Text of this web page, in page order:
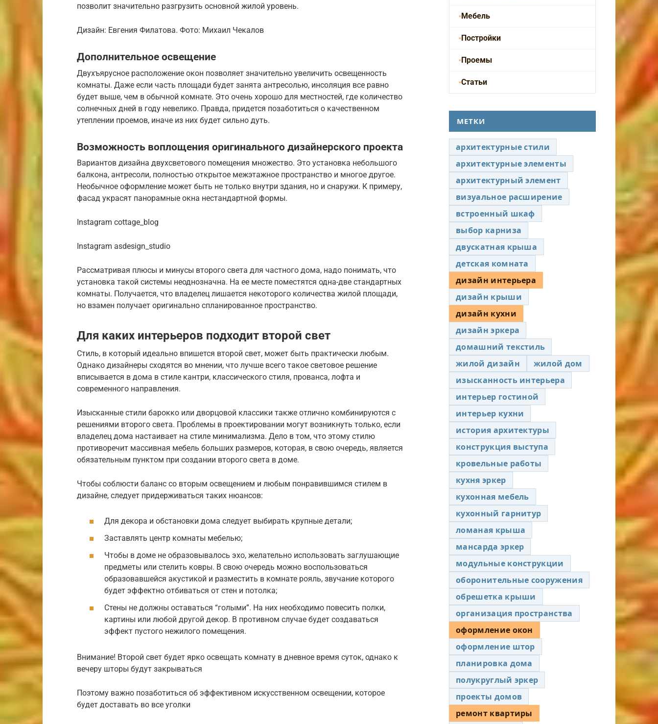
позволит значительно разгрузить основной жилой уровень.
Дизайн: Евгения Филатова. Фото: Михаил Чекалов
Дополнительное освещение
Двухъярусное расположение окон позволяет значительно увеличить освещенность
комнаты. Даже если часть площади будет занята антресолью, инсоляция все равно
будет выше, чем в обычной комнате. Это очень хорошо для местностей, где количество
солнечных дней в году невелико. Правда, придется позаботиться о качественном
утеплении проемов, иначе из них будет сильно дуть.
Возможность воплощения оригинального дизайнерского проекта
Вариантов дизайна двухсветового помещения множество. Это установка небольшого
балкона, антресоли, полностью открытое межэтажное пространство и многое другое.
Необычное оформление может быть не только внутри здания, но и снаружи. К примеру,
фасад украсят панорамные окна нестандартной формы.
Instagram cottage_blog
Instagram asdesign_studio
Рассматривая плюсы и минусы второго света для частного дома, надо понимать, что
установка такой системы неоднозначна. На ее месте поместятся одна-две стандартных
комнаты. Получается, что владелец лишается некоторого количества жилой площади,
но взамен получает оригинально спланированное пространство.
Для каких интерьеров подходит второй свет
Стиль, в который идеально впишется второй свет, может быть практически любым.
Однако дизайнеры сходятся во мнении, что лучше всего такое световое решение
вписывается в дома в стиле кантри, классического стиля, прованса, лофта и
современного направления.
Изысканные стили барокко или дворцовой классики также отлично комбинируются с
решениями второго света. Проблемы в проектировании могут возникнуть только, если
владелец дома настаивает на стиле минимализма. Дело в том, что этому стилю
противоречит массивная мебель больших размеров, которая, в свою очередь, является
обязательным пунктом при создании второго света в доме.
Чтобы соблюсти баланс со вторым освещением и любым понравившимся стилем в
дизайне, следует придерживаться таких нюансов:
Для декора и обстановки дома следует выбирать крупные детали;
Заставлять центр комнаты мебелью;
Чтобы в доме не образовывалось эхо, желательно использовать заглушающие
предметы или стелить ковры. В свою очередь можно воспользоваться
образовавшейся акустикой и разместить в комнате рояль, звучание которого
будет эффектно отбиваться от стен и потолка;
Стены не должны оставаться “голыми”. На них необходимо повесить полки,
картины или любой другой декор. В противном случае будет создаваться
эффект пустого нежилого помещения.
Внимание! Второй свет будет ярко освещать комнату в дневное время суток, однако к
вечеру шторы будут закрываться
Поэтому важно позаботиться об эффективном искусственном освещении, которое
будет доставать во все уголки
Мебель
Постройки
Проемы
Статьи
МЕТКИ
архитектурные стили
архитектурные элементы
архитектурный элемент
визуальное расширение
встроенный шкаф
выбор карниза
двускатная крыша
детская комната
дизайн интерьера
дизайн крыши
дизайн кухни
дизайн эркера
домашний текстиль
жилой дизайн
жилой дом
изысканность интерьера
интерьер гостиной
интерьер кухни
история архитектуры
конструкция выступа
кровельные работы
кухня эркер
кухонная мебель
кухонный гарнитур
ломаная крыша
мансарда эркер
модульные конструкции
оборонительные сооружения
обрешетка крыши
организация пространства
оформление окон
оформление штор
планировка дома
полукруглый эркер
проекты домов
ремонт квартиры